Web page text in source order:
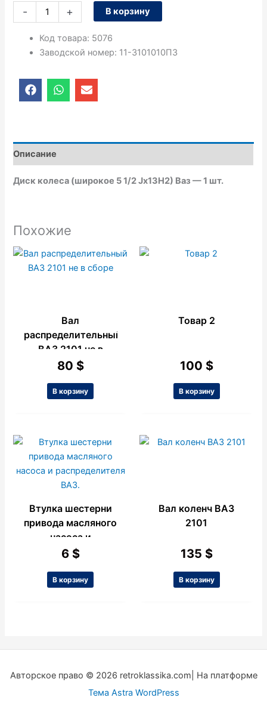
- + В корзину
Код товара: 5076
Заводской номер: 11-3101010П3
F
a
o
o
k
W
h
a
p
E
n
o
e
Описание
Диск колеса (широкое 5 1/2 Jх13Н2) Ваз — 1 шт.
Похожие
Вал
распределительный
ВАЗ 2101 не в
сборе
80 $
В корзину
Товар 2
100 $
В корзину
Втулка шестерни
привода масляного
насоса и
распределителя
6 $
В корзину
Вал коленч ВАЗ
2101
135 $
В корзину
Авторское право © 2026 retroklassika.com| На платформе
Тема Astra WordPress